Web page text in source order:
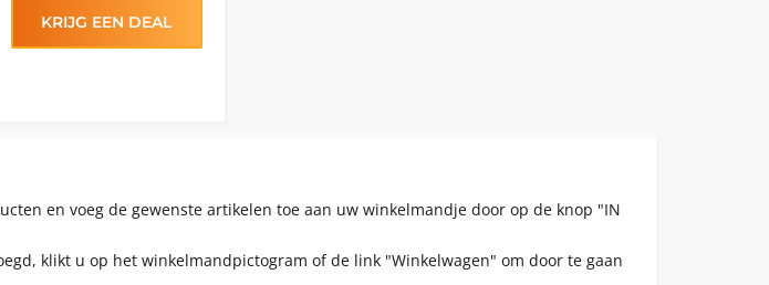
KRIJG EEN DEAL
en voeg de gewenste artikelen toe aan uw winkelmandje door op de knop "IN
klikt u op het winkelmandpictogram of de link "Winkelwagen" om door te gaan